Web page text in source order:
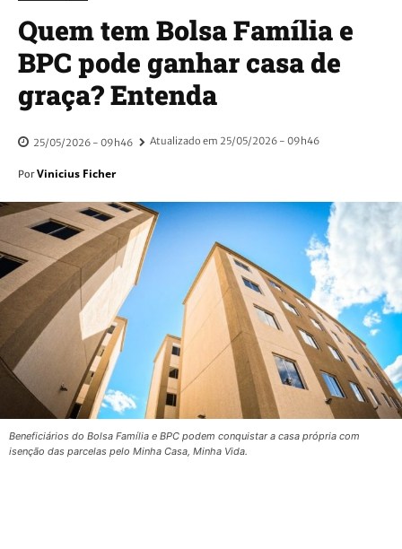
Quem tem Bolsa Família e
BPC pode ganhar casa de
graça? Entenda
25/05/2026 - 09h46 Atualizado em 25/05/2026 - 09h46
Por Vinicius Ficher
Beneficiários do Bolsa Família e BPC podem conquistar a casa própria com
isenção das parcelas pelo Minha Casa, Minha Vida.